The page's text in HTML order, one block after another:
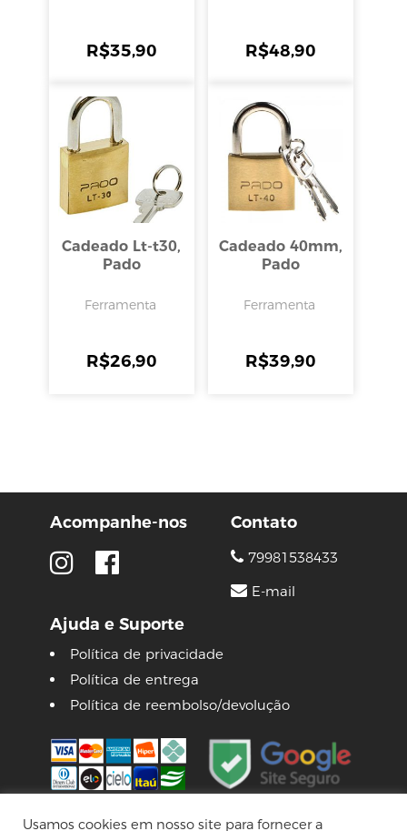
R$35,90 R$48,90
Cadeado Lt-t30,
Pado
Ferramenta
R$26,90
Cadeado 40mm,
Pado
Ferramenta
R$39,90
Acompanhe-nos
Ajuda e Suporte
Política de privacidade
Política de entrega
Política de reembolso/devolução
Contato
79981538433
E-mail
Usamos cookies em nosso site para fornecer a